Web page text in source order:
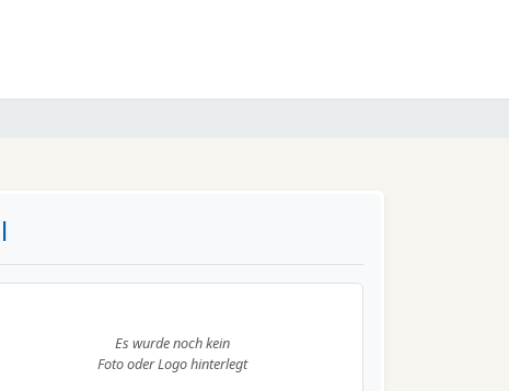
Es wurde noch kein
Foto oder Logo hinterlegt